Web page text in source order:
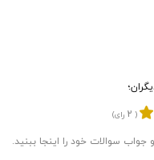
(
2 رای)
جواب سوالات خود را اینجا ببنید.